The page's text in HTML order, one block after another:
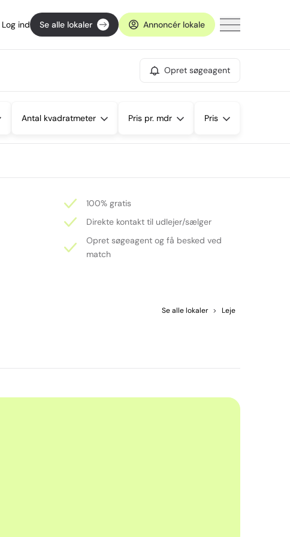
Log ind Se alle lokaler Annoncér lokale
Opret søgeagent
Antal kvadratmeter Pris pr. mdr Pris
100% gratis
Direkte kontakt til udlejer/sælger
Opret søgeagent og få besked ved
match
Se alle lokaler > Leje